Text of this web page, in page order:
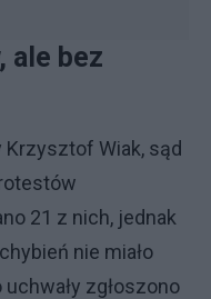
ale bez
Wiak, sąd
21 z nich, jednak
nie miało
zgłoszono